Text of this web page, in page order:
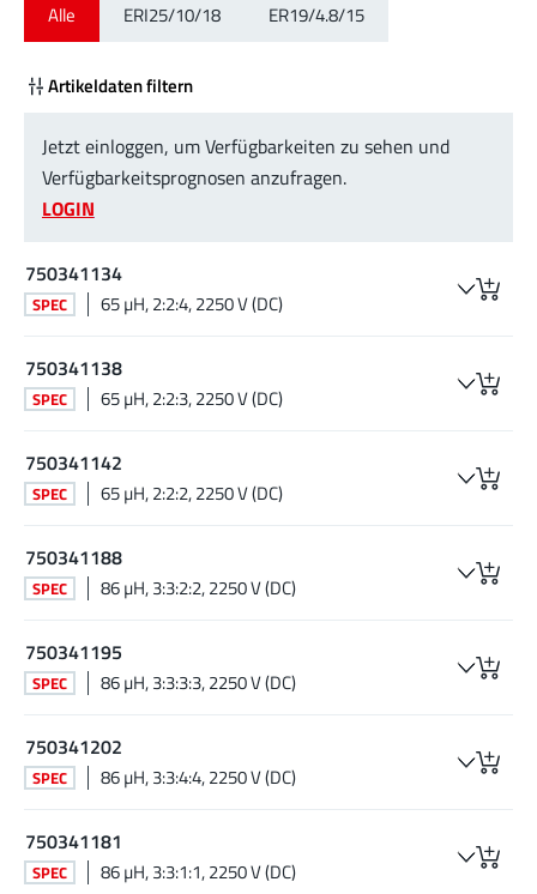
Alle ERI25/10/18 ER19/4.8/15
Artikeldaten filtern
Jetzt einloggen, um Verfügbarkeiten zu sehen und
Verfügbarkeitsprognosen anzufragen.
LOGIN
750341134
SPEC 65 µH, 2:2:4, 2250 V (DC)
750341138
SPEC 65 µH, 2:2:3, 2250 V (DC)
750341142
SPEC 65 µH, 2:2:2, 2250 V (DC)
750341188
SPEC 86 µH, 3:3:2:2, 2250 V (DC)
750341195
SPEC 86 µH, 3:3:3:3, 2250 V (DC)
750341202
SPEC 86 µH, 3:3:4:4, 2250 V (DC)
750341181
SPEC 86 µH, 3:3:1:1, 2250 V (DC)